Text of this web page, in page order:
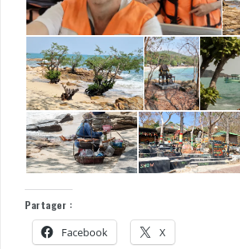
Partager :
Facebook X